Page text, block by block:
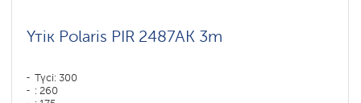
Үтік Polaris PIR 2487AK 3m
Түсі: 300
: 260